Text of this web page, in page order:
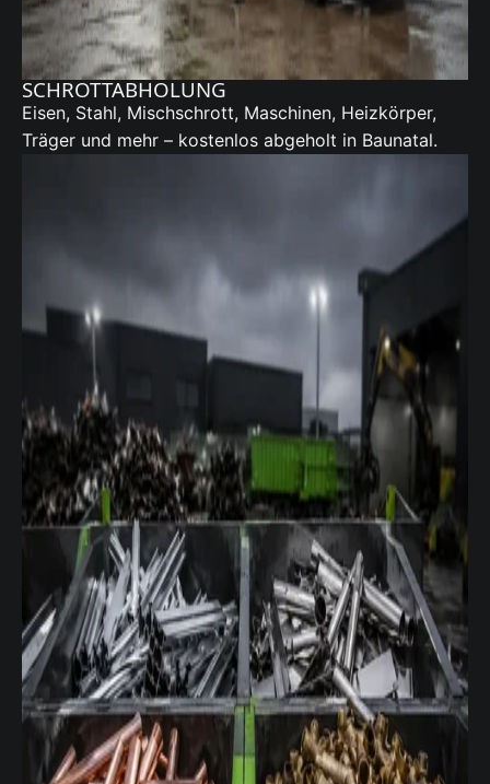
SCHROTTABHOLUNG
Eisen, Stahl, Mischschrott, Maschinen, Heizkörper,
Träger und mehr – kostenlos abgeholt in Baunatal.